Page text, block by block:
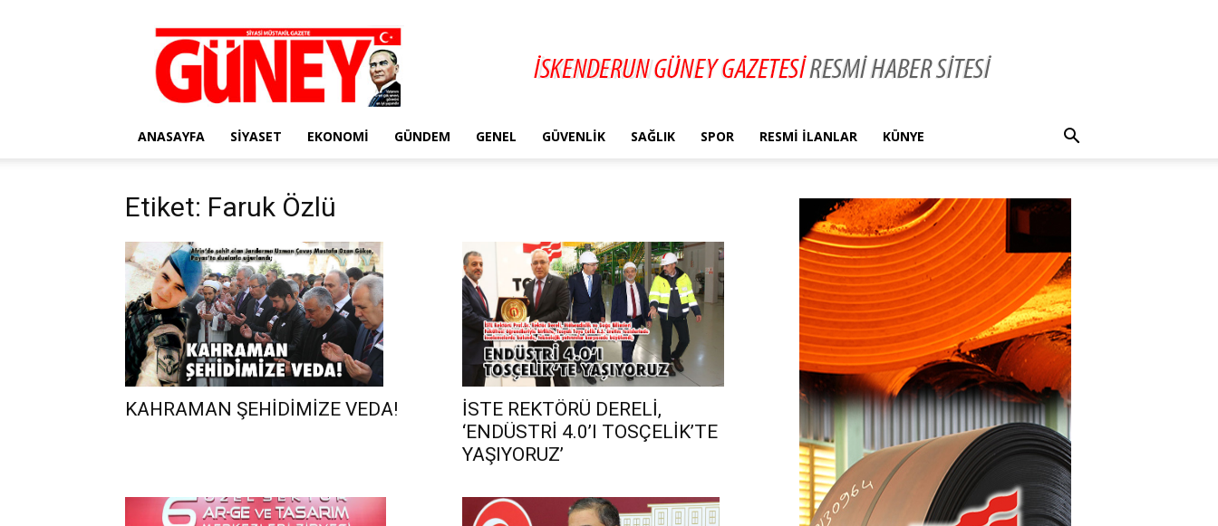
Gazete
Güney
ANASAYFA SIYASET EKONOMI GÜNDEM GENEL GÜVENLIK SAĞLIK SPOR RESMI İLANLAR KÜNYE
Etiket: Faruk Özlü
KAHRAMAN ŞEHİDİMİZE VEDA!
İSTE REKTÖRÜ DERELİ,
‘ENDÜSTRİ 4.0’I TOSÇELİK’TE
YAŞIYORUZ’